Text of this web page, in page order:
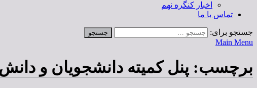
اخبار کنگره نهم
تماس با ما
جستجو برای:
Main Menu
برچسب: پنل کمیته دانشجویان و